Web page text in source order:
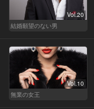
Vol.20
結婚願望のない男
Vol.10
無業の女王